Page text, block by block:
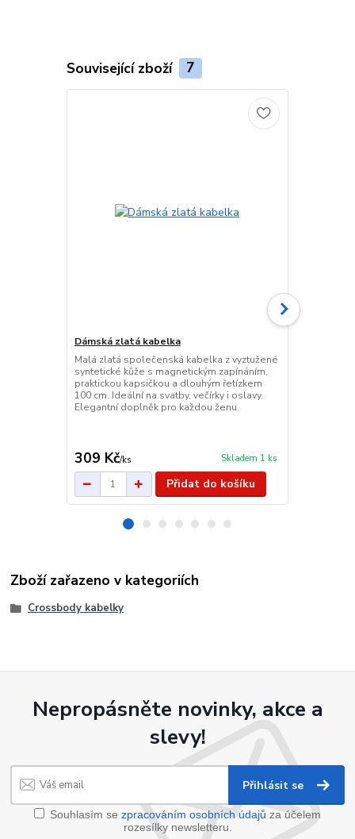
Související zboží 7
Dámská zlatá kabelka
Malá zlatá společenská kabelka z vyztužené
syntetické kůže s magnetickým zapínáním,
praktickou kapsičkou a dlouhým řetízkem
100 cm. Ideální na svatby, večírky i oslavy.
Elegantní doplněk pro každou ženu.
309 Kč/ks Skladem 1 ks
Přidat do košíku
Zboží zařazeno v kategoriích
Crossbody kabelky
Nepropásněte novinky, akce a
slevy!
Přihlásit se
Souhlasím se zpracováním osobních údajů za účelem
rozesílky newsletteru.